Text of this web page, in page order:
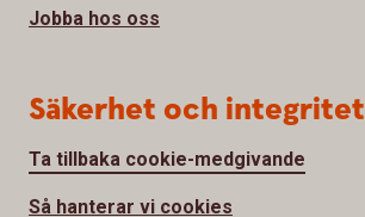
Jobba hos oss
Säkerhet och integritet
Ta tillbaka cookie-medgivande
Så hanterar vi cookies